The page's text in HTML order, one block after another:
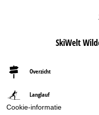
Cookie-informatie
SkiWelt
Overzicht
Langlauf